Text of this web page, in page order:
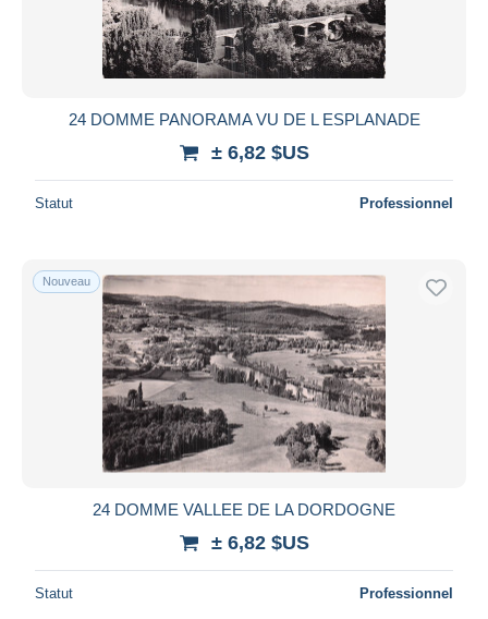
24 DOMME PANORAMA VU DE L ESPLANADE
± 6,82 $US
Statut Professionnel
Nouveau
24 DOMME VALLEE DE LA DORDOGNE
± 6,82 $US
Statut Professionnel